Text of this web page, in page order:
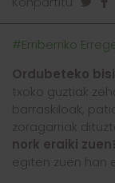
#Erriberriko
Ordubeteko
txoko guztiak
barraskiloak,
zoragarriak
nork eraiki
egiten zuen han